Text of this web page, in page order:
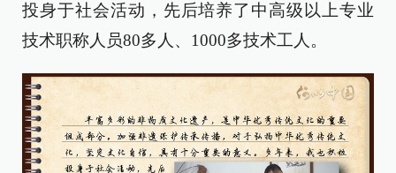
投身于社会活动，先后培养了中高级以上专业
技术职称人员80多人、1000多技术工人。